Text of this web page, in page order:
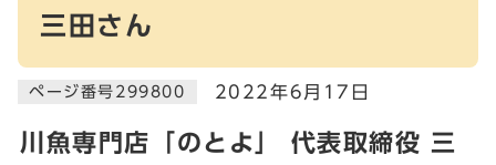
三田さん
ページ番号299800 2022年6月17日
川魚専門店「のとよ」 代表取締役 三